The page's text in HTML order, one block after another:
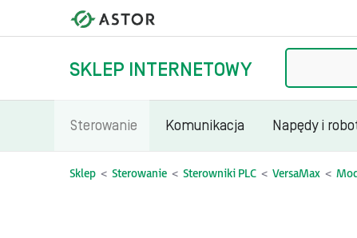
SKLEP INTERNETOWY
Sterowanie Komunikacja Napędy i
Sklep Sterowanie Sterowniki PLC VersaMax